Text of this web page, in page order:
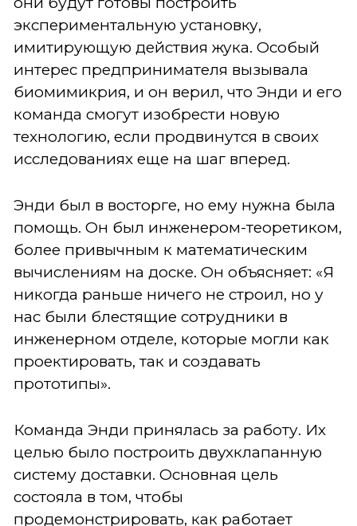
экспериментальную установку,
имитирующую действия жука. Особый
интерес предпринимателя вызывала
биомимикрия, и он верил, что Энди и его
команда смогут изобрести новую
технологию, если продвинутся в своих
исследованиях еще на шаг вперед.
Энди был в восторге, но ему нужна была
помощь. Он был инженером-теоретиком,
более привычным к математическим
вычислениям на доске. Он объясняет: «Я
никогда раньше ничего не строил, но у
нас были блестящие сотрудники в
инженерном отделе, которые могли как
проектировать, так и создавать
прототипы».
Команда Энди принялась за работу. Их
целью было построить двухклапанную
систему доставки. Основная цель
состояла в том, чтобы
продемонстрировать, как работает